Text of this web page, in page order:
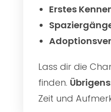
Erstes
Lass dir die
finden.
Zeit und